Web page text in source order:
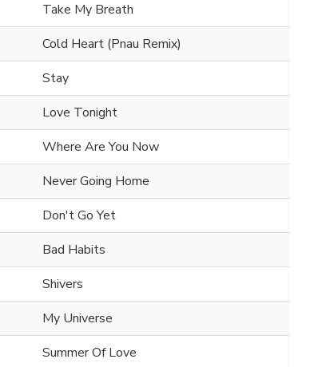
Take My Breath
Cold Heart (Pnau Remix)
Stay
Love Tonight
Where Are You Now
Never Going Home
Don't Go Yet
Bad Habits
Shivers
My Universe
Summer Of Love